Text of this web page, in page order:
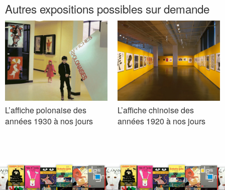
Autres expositions possibles sur demande
L’affiche polonaise des
années 1930 à nos jours
L’affiche chinoise des
années 1920 à nos jours